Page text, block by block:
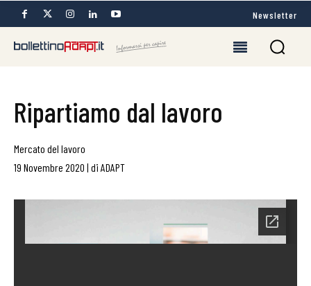
Newsletter
Ripartiamo dal lavoro
Mercato del lavoro
19 Novembre 2020 | di ADAPT